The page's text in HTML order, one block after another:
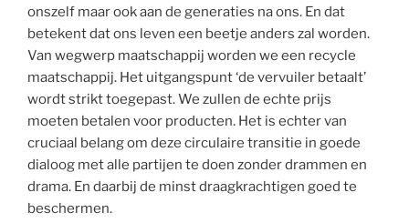
onszelf maar ook aan de generaties na ons. En dat
betekent dat ons leven een beetje anders zal worden.
Van wegwerp maatschappij worden we een recycle
maatschappij. Het uitgangspunt ‘de vervuiler betaalt’
wordt strikt toegepast. We zullen de echte prijs
moeten betalen voor producten. Het is echter van
cruciaal belang om deze circulaire transitie in goede
dialoog met alle partijen te doen zonder drammen en
drama. En daarbij de minst draagkrachtigen goed te
beschermen.